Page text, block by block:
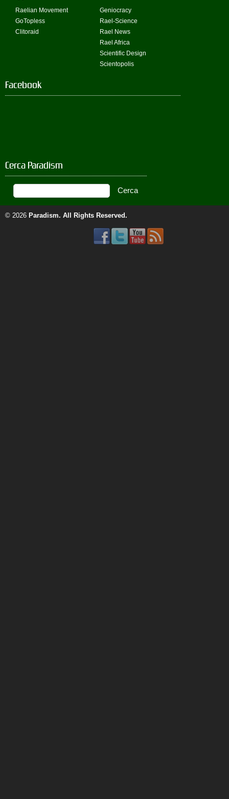
Raelian Movement
GoTopless
Clitoraid
Geniocracy
Rael-Science
Rael News
Rael Africa
Scientific Design
Scientopolis
Facebook
Cerca Paradism
© 2026 Paradism. All Rights Reserved.